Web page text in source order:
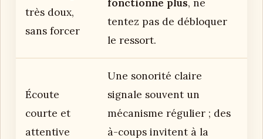
très doux,
sans forcer
fonctionne plus, ne
tentez pas de débloquer
le ressort.
Écoute
courte et
attentive
Une sonorité claire
signale souvent un
mécanisme régulier ; des
à-coups invitent à la